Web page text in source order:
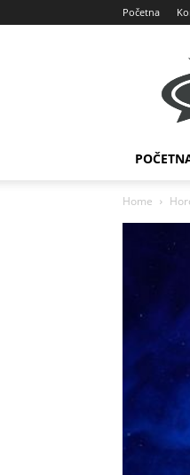
Početna
Home